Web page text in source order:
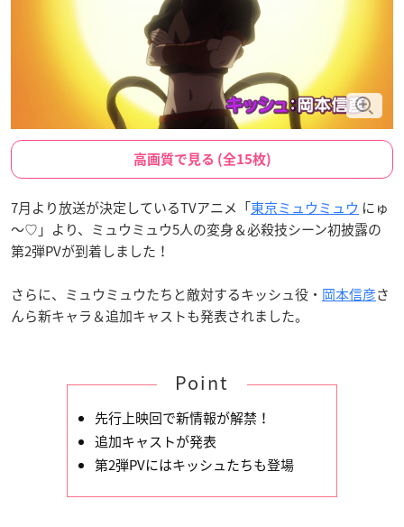
高画質で見る (全15枚)
7月より放送が決定しているTVアニメ「東京ミュウミュウ にゅ
～♡」より、ミュウミュウ5人の変身＆必殺技シーン初披露の
第2弾PVが到着しました！
さらに、ミュウミュウたちと敵対するキッシュ役・ 岡本信彦さ
んら新キャラ＆追加キャストも発表されました。
Point
先行上映回で新情報が解禁！
追加キャストが発表
第2弾PVにはキッシュたちも登場